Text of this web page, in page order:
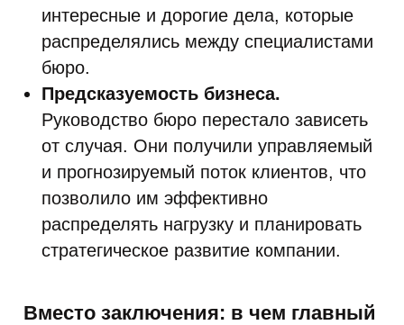
интересные и дорогие дела, которые
распределялись между специалистами
бюро.
Предсказуемость бизнеса.
Руководство бюро перестало зависеть
от случая. Они получили управляемый
и прогнозируемый поток клиентов, что
позволило им эффективно
распределять нагрузку и планировать
стратегическое развитие компании.
Вместо заключения: в чем главный